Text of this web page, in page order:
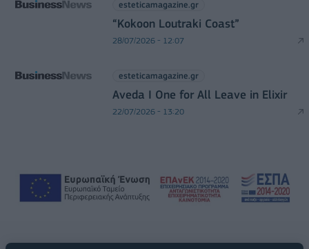
esteticamagazine.gr
“Kokoon Loutraki Coast”
28/07/2026 - 12:07
esteticamagazine.gr
Aveda I One for All Leave in Elixir
22/07/2026 - 13:20